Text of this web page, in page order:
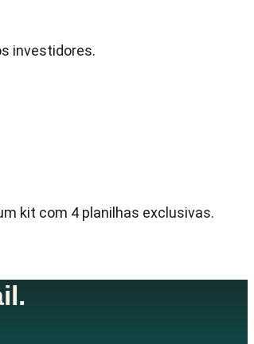
investidores.
kit com 4 planilhas exclusivas.